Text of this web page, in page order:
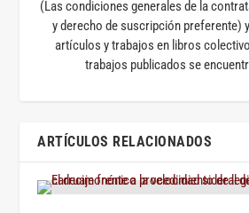
(Las condiciones generales de la
y derecho de suscripción preferente)
artículos y trabajos en libros
trabajos publicados se
ARTÍCULOS RELACIONADOS